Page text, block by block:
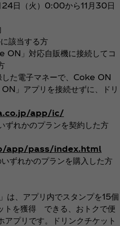
日（火）0:00から11月30日
該当する方
」対応自販機に接続してコ
た電子マネーで、Coke ON
」アプリを接続せずに、ドリ
app/ic/
れかのプランを契約した方
app/pass/index.html
ずれかのプランを購入した方
は、アプリ内でスタンプを15個
トを獲得 できる、おトクで便
アプリです。ドリンクチケット